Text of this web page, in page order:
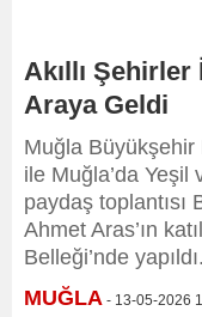
Akıllı
Araya Geldi
Muğla Büyükşehir
ile Muğla’da Yeşil
paydaş toplantısı
Ahmet Aras’ın
Belleği’nde yapıldı.
MUĞLA - 13-05-2026